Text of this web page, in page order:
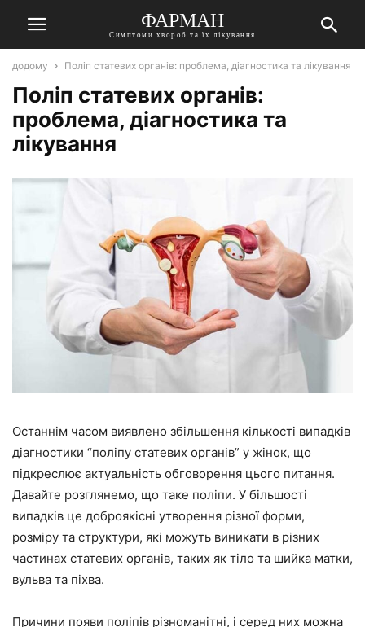
ФАРМАН
Симптоми хвороб та їх лікування
додому Поліп статевих органів: проблема, діагностика та лікування
Поліп статевих органів:
проблема, діагностика та
лікування
Останнім часом виявлено збільшення кількості випадків
діагностики “поліпу статевих органів” у жінок, що
підкреслює актуальність обговорення цього питання.
Давайте розглянемо, що таке поліпи. У більшості
випадків це доброякісні утворення різної форми,
розміру та структури, які можуть виникати в різних
частинах статевих органів, таких як тіло та шийка матки,
вульва та піхва.
Причини появи поліпів різноманітні, і серед них можна